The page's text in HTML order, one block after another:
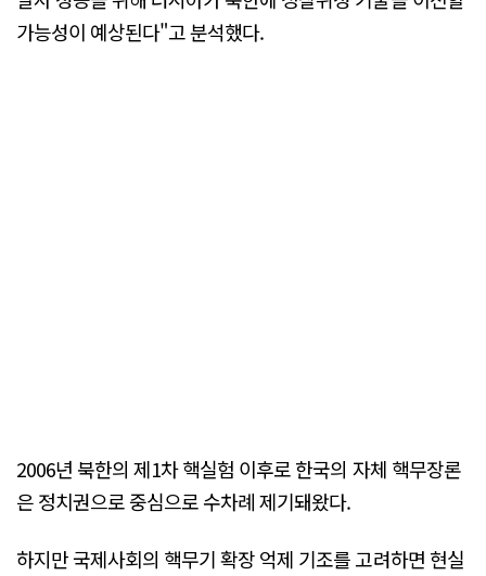
가능성이 예상된다"고 분석했다.
2006년 북한의 제1차 핵실험 이후로 한국의 자체 핵무장론
은 정치권으로 중심으로 수차례 제기돼왔다.
하지만 국제사회의 핵무기 확장 억제 기조를 고려하면 현실